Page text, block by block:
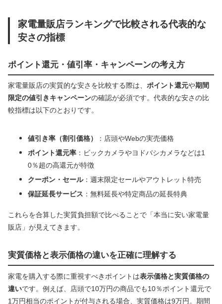
家電量販店ランキングで比較される代表的な
安さの指標
ポイント還元・値引率・キャンペーンの考え方
家電量販店の実質的な安さを比較する際は、 ポイント還元や期間
限定の値引きキャンペーンの確認が必須です。代表的な安さの比
較指標は以下のとおりです。
値引き率（割引価格）
：店頭やWebの実売価格
ポイント還元率 ：ビックカメラやヨドバシカメラなどは1
0％超の高還元が特徴
クーポン・セール：週末限定セールやアウトレット特売
保証延長サービス ：無料延長や特定商品の延長特典
これらを合算した実質負担額で比べることで「本当に安い家電量
販店」が見えてきます。
実質価格と表示価格の違いを正確に理解する
家電を購入する際に重視すべきポイントは表示価格と実質価格の
違いです。例えば、店頭で10万円の商品でも10％ポイント還元で
1万円相当のポイントが付与される場合、実質価格は9万円。期間